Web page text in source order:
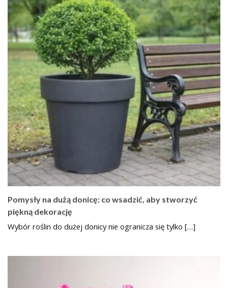
Pomysły na dużą donicę: co wsadzić, aby stworzyć
piękną dekorację
Wybór roślin do dużej donicy nie ogranicza się tylko […]